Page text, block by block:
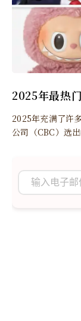
2025年最热
2025年充满了许
公司（CBC）选